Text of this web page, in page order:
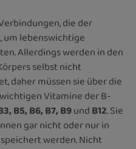
die der
um lebenswichtige
Allerdings werden in den
selbst nicht
daher müssen sie über die
Vitamine der B-
B5, B6, B7, B9undB12. Sie
gar nicht oder nur in
werden. Nicht